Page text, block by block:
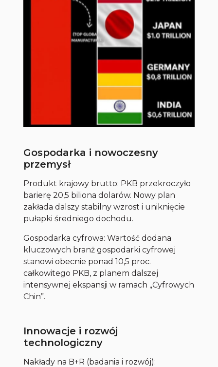
Gospodarka i nowoczesny
przemysł
Produkt krajowy brutto: PKB przekroczyło
barierę 20,5 biliona dolarów. Nowy plan
zakłada dalszy stabilny wzrost i uniknięcie
pułapki średniego dochodu.
Gospodarka cyfrowa: Wartość dodana
kluczowych branż gospodarki cyfrowej
stanowi obecnie ponad 10,5 proc.
całkowitego PKB, z planem dalszej
intensywnej ekspansji w ramach „Cyfrowych
Chin”.
Innowacje i rozwój
technologiczny
Nakłady na B+R (badania i rozwój):